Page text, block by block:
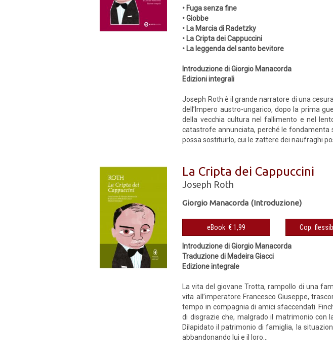
• Fuga senza fine
• Giobbe
• La Marcia di Radetzky
• La Cripta dei Cappuccini
• La leggenda del santo bevitore
Introduzione di Giorgio Manacorda
Edizioni integrali
Joseph Roth è il grande narratore di una
dell’Impero austro-ungarico, dopo la prima
della vecchia cultura nel fallimento e nel
catastrofe annunciata, perché le fondamenta
possa sostituirlo, cui le zattere dei naufraghi
La Cripta dei Cappuccini
Joseph Roth
Giorgio Manacorda (Introduzione)
eBook € 1,99
Introduzione di Giorgio Manacorda
Traduzione di Madeira Giacci
Edizione integrale
La vita del giovane Trotta, rampollo di una
vita all’imperatore Francesco Giuseppe,
tempo in compagnia di amici sfaccendati.
di disgrazie che, malgrado il matrimonio con
Dilapidato il patrimonio di famiglia, la
abbandonando lui e il loro...